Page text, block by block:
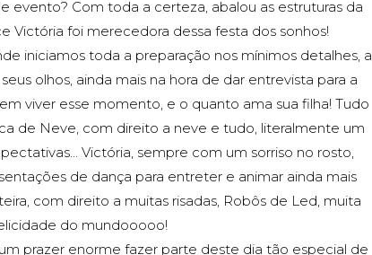
evento? Com toda a certeza, abalou as estruturas da
Victória foi merecedora dessa festa dos sonhos!
iniciamos toda a preparação nos mínimos detalhes, a
olhos, ainda mais na hora de dar entrevista para a
viver esse momento, e o quanto ama sua filha! Tudo
de Neve, com direito a neve e tudo, literalmente um
Victória, sempre com um sorriso no rosto,
de dança para entreter e animar ainda mais
com direito a muitas risadas, Robôs de Led, muita
do mundooooo!
prazer enorme fazer parte deste dia tão especial de